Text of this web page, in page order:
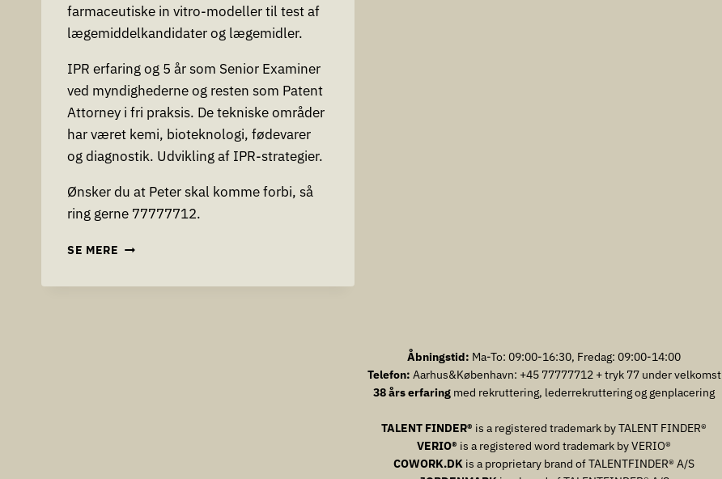
farmaceutiske in vitro-modeller til test af
lægemiddelkandidater og lægemidler.
IPR erfaring og 5 år som Senior Examiner
ved myndighederne og resten som Patent
Attorney i fri praksis. De tekniske områder
har været kemi, bioteknologi, fødevarer
og diagnostik. Udvikling af IPR-strategier.
Ønsker du at Peter skal komme forbi, så
ring gerne 77777712.
SE MERE TIL
Åbningstid: Ma-To: 09:00-16:30, Fredag: 09:00-14:00
Telefon: Aarhus&København: +45 77777712 + tryk 77 under velkomst
38 års erfaring med rekruttering, lederrekruttering og genplacering
TALENT FINDER® is a registered trademark by TALENT FINDER®
VERIO® is a registered word trademark by VERIO®
COWORK.DK is a proprietary brand of TALENTFINDER® A/S